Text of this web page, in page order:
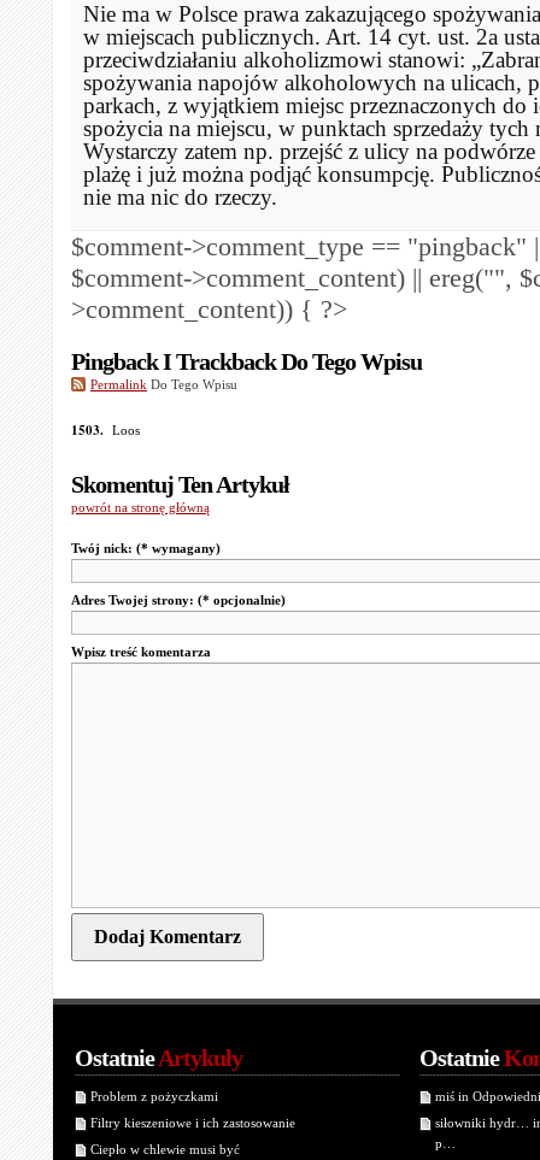
Nie ma w Polsce prawa zakazującego
w miejscach publicznych. Art. 14 cyt. ust. 2a
przeciwdziałaniu alkoholizmowi stanowi:
spożywania napojów alkoholowych na ulicach,
parkach, z wyjątkiem miejsc przeznaczonych do
spożycia na miejscu, w punktach sprzedaży tych
Wystarczy zatem np. przejść z ulicy na
plażę i już można podjąć konsumpcję.
nie ma nic do rzeczy.
$comment->comment_type == "pingback"
$comment->comment_content) || ereg("",
>comment_content)) { ?>
Pingback I Trackback Do Tego Wpisu
Permalink Do Tego Wpisu
1503. Loos
Skomentuj Ten Artykuł
powrót na stronę główną
Twój nick: (* wymagany)
Adres Twojej strony: (* opcjonalnie)
Wpisz treść komentarza
OstatnieArtykuły
Problem z pożyczkami
Filtry kieszeniowe i ich zastosowanie
Ciepło w chlewie musi być
Ostatnie
miś in
siłowniki hydr…
p…